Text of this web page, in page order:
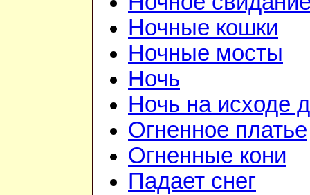
Ночные кошки
Ночные мосты
Ночь
Ночь на исходе
Огненное платье
Огненные кони
Падает снег